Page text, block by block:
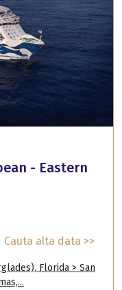
- Eastern
Cauta alta data >>
Florida > San